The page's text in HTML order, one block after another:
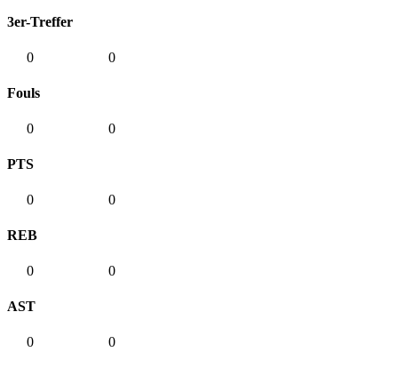
3er-Treffer
0 0
Fouls
0 0
PTS
0 0
REB
0 0
AST
0 0